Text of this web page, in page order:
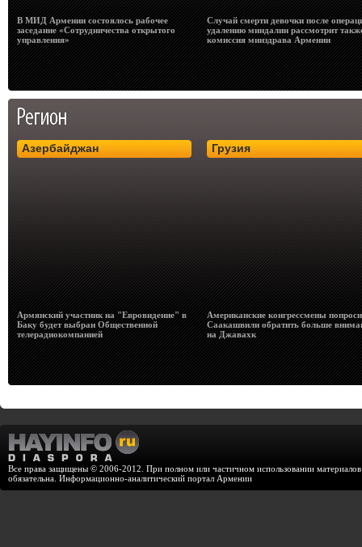
В МИД Армении состоялось рабочее
заседание «Сотрудничества открытого
управления»
Случай смерти девочки после
удалению миндалин рассмотрит
комиссия минздрава Армении
Азербайджан
Армянский участник на "Евровидение" в
Баку будет выбран Общественной
телерадиокомпанией
Грузия
Американские конгрессмены
Саакашвили обратить больше
на Джавахк
Все права защищены © 2006-2012. При полном или частичном использовании
обязательна. Информационно-аналитический портал Армении